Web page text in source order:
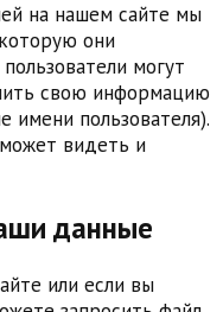
на нашем сайте мы
они
могут
свою информацию
имени пользователя).
видеть и
данные
или если вы